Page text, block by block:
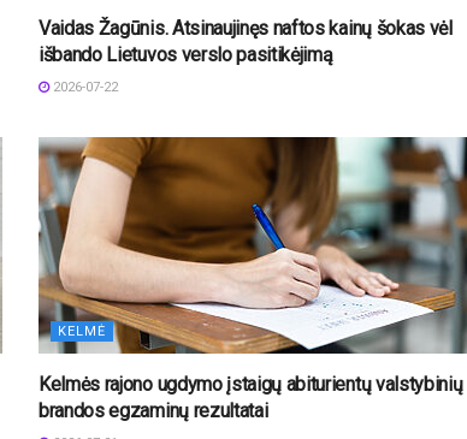
Vaidas Žagūnis. Atsinaujinęs naftos kainų šokas vėl
išbando Lietuvos verslo pasitikėjimą
2026-07-22
KELMĖ
Kelmės rajono ugdymo įstaigų abiturientų valstybinių
brandos egzaminų rezultatai